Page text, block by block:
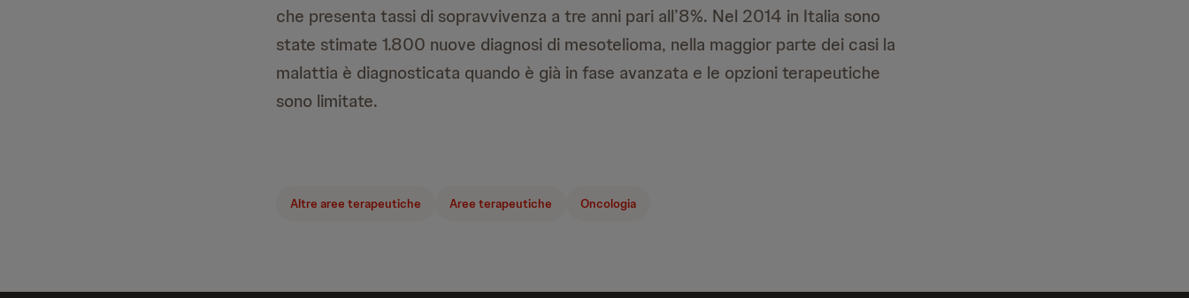
che presenta tassi di sopravvivenza a tre anni pari all’8%. Nel 2014 in Italia sono
state stimate 1.800 nuove diagnosi di mesotelioma, nella maggior parte dei casi la
malattia è diagnosticata quando è già in fase avanzata e le opzioni terapeutiche
sono limitate.
Altre aree terapeutiche Aree terapeutiche Oncologia